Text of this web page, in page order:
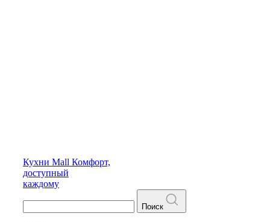
Кухни Mall Комфорт,
доступный
каждому
Поиск